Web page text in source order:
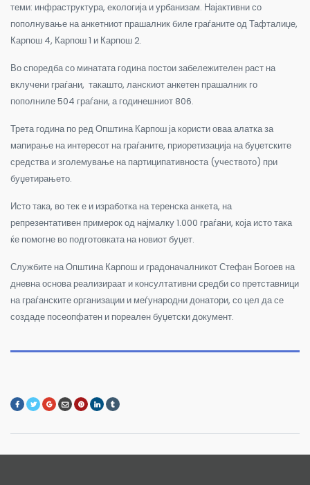
теми: инфраструктура, екологија и урбанизам. Најактивни со
пополнување на анкетниот прашалник биле граѓаните од Тафталиџе,
Карпош 4, Карпош 1 и Карпош 2.
Во споредба со минатата година постои забележителен раст на
вклучени граѓани, такашто, ланскиот анкетен прашалник го
пополниле 504 граѓани, а годинешниот 806.
Трета година по ред Општина Карпош ја користи оваа алатка за
мапирање на интересот на граѓаните, приоретизација на буџетските
средства и зголемување на партиципативноста (учеството) при
буџетирањето.
Исто така, во тек е и изработка на теренска анкета, на
репрезентативен примерок од најмалку 1.000 граѓани, која исто така
ќе помогне во подготовката на новиот буџет.
Службите на Општина Карпош и градоначалникот Стефан Богоев на
дневна основа реализираат и консултативни средби со претставници
на граѓанските организации и меѓународни донатори, со цел да се
создаде посеопфатен и пореален буџетски документ.